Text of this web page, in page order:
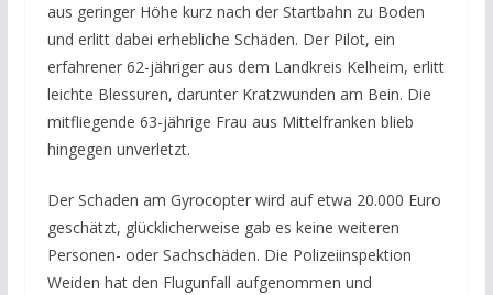
aus geringer Höhe kurz nach der Startbahn zu Boden
und erlitt dabei erhebliche Schäden. Der Pilot, ein
erfahrener 62-jähriger aus dem Landkreis Kelheim, erlitt
leichte Blessuren, darunter Kratzwunden am Bein. Die
mitfliegende 63-jährige Frau aus Mittelfranken blieb
hingegen unverletzt.
Der Schaden am Gyrocopter wird auf etwa 20.000 Euro
geschätzt, glücklicherweise gab es keine weiteren
Personen- oder Sachschäden. Die Polizeiinspektion
Weiden hat den Flugunfall aufgenommen und